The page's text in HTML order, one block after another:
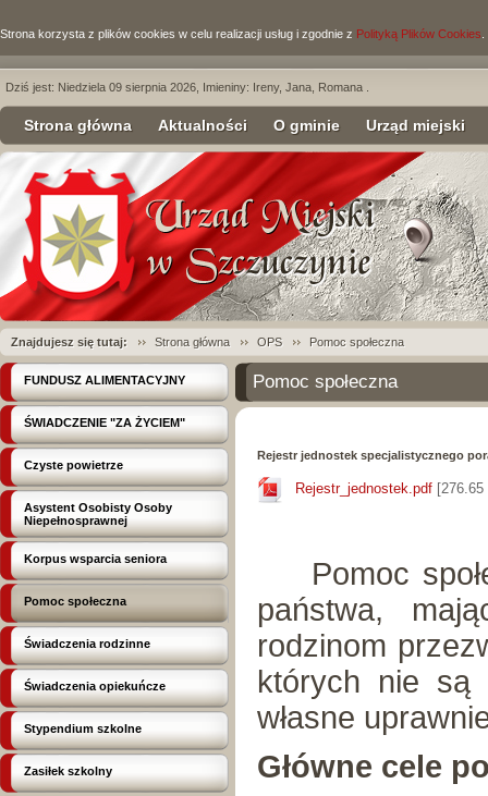
Strona korzysta z plików cookies w celu realizacji usług i zgodnie z Polityką Plików Cookies
Dziś jest: Niedziela 09 sierpnia 2026, Imieniny: Ireny, Jana, Romana .
Strona główna Aktualności O gminie Urząd miejski
Znajdujesz się tutaj: Strona główna OPS Pomoc społeczna
FUNDUSZ ALIMENTACYJNY
ŚWIADCZENIE "ZA ŻYCIEM"
Czyste powietrze
Asystent Osobisty Osoby
Niepełnosprawnej
Korpus wsparcia seniora
Pomoc społeczna
Świadczenia rodzinne
Świadczenia opiekuńcze
Stypendium szkolne
Zasiłek szkolny
Pomoc społeczna
Rejestr jednostek specjalistycznego
Rejestr_jednostek.pdf
Pomoc
państwa,
rodzinom
których nie są
własne
Główne cele